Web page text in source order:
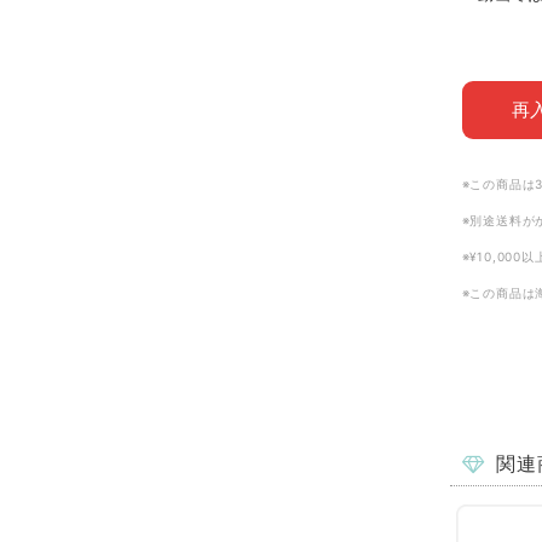
再
※この商品は
※別途送料が
※¥10,000以
※この商品は
関